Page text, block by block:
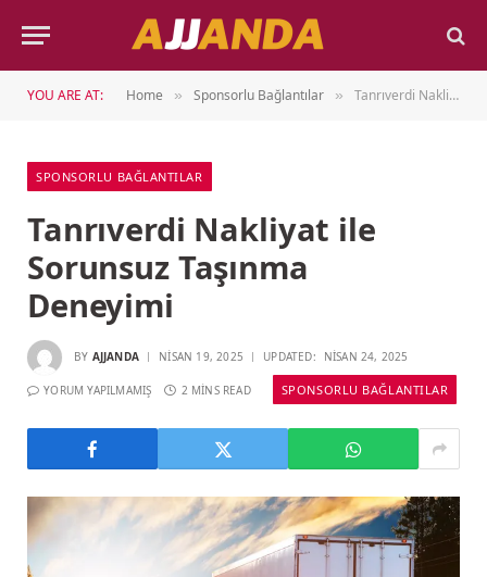
YOU ARE AT: Home » Sponsorlu Bağlantılar » Tanrıverdi Nakliyat ile Sorunsuz Taşınma Deneyimi
SPONSORLU BAĞLANTILAR
Tanrıverdi Nakliyat ile
Sorunsuz Taşınma
Deneyimi
BY AJJANDA NISAN 19, 2025 UPDATED: NISAN 24, 2025
YORUM YAPILMAMIŞ 2 MINS READ SPONSORLU BAĞLANTILAR